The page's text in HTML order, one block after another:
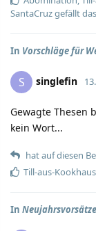
SantaCruzgefällt
In Vorschläge für
S singlefin
Gewagte Thesen
kein Wort...
hat auf diesen
Till-aus-
In Neujahrsvorsätze